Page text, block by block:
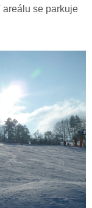
areálu se parkuje